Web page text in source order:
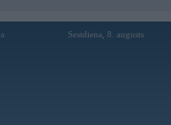
Sestdiena, 8. augusts